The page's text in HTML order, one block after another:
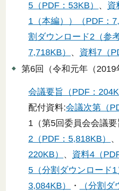
5（PDF：53KB） 、 資
1（本編））（PDF：
割ダウンロード2（参
7,718KB） 、 資料7（
第6回（令和元年（2019
会議要旨（PDF：
配付資料:会議次第（
1（第5回委員会会議要
2（PDF：5,818KB） 、
220KB） 、 資料4（
5（分割ダウンロード1
3,084KB）
・
（分割